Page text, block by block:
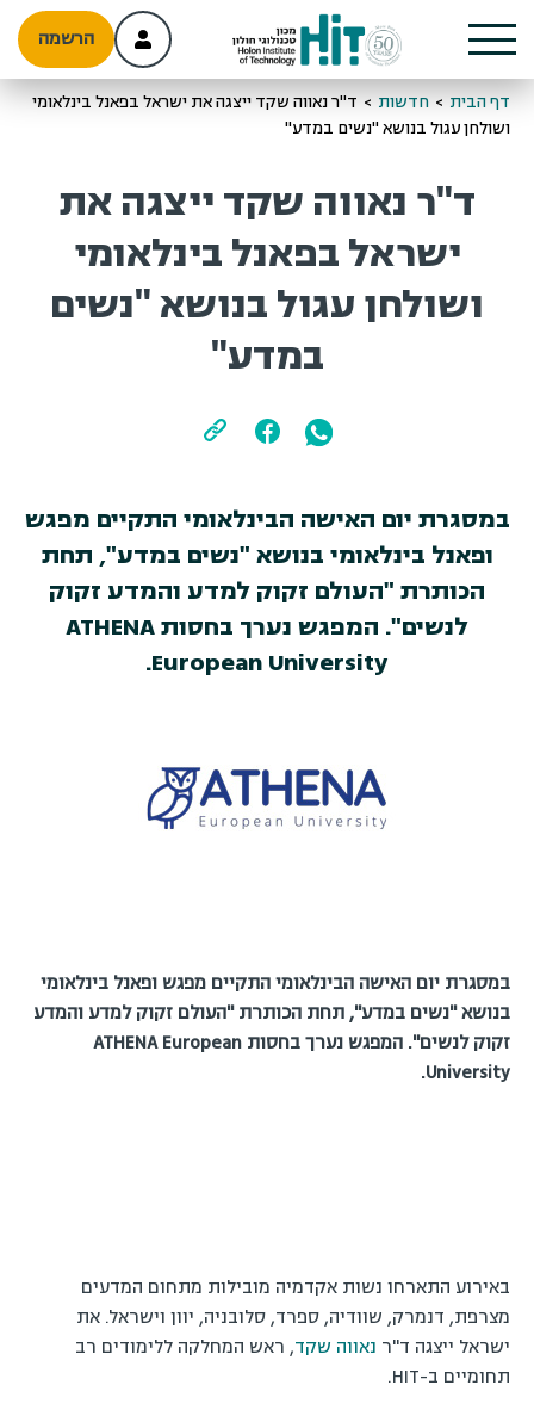
הרשמה
דף הבית > חדשות > ד"ר נאווה שקד ייצגה את ישראל בפאנל בינלאומי
ושולחן עגול בנושא "נשים במדע"
ד"ר נאווה שקד ייצגה את
ישראל בפאנל בינלאומי
ושולחן עגול בנושא "נשים
במדע"
במסגרת יום האישה הבינלאומי התקיים מפגש
ופאנל בינלאומי בנושא "נשים במדע", תחת
הכותרת "העולם זקוק למדע והמדע זקוק
לנשים". המפגש נערך בחסות ATHENA
European University.
במסגרת יום האישה הבינלאומי התקיים מפגש ופאנל בינלאומי
בנושא "נשים במדע", תחת הכותרת "העולם זקוק למדע והמדע
זקוק לנשים". המפגש נערך בחסות ATHENA European
University.
באירוע התארחו נשות אקדמיה מובילות מתחום המדעים
מצרפת, דנמרק, שוודיה, ספרד, סלובניה, יוון וישראל. את
ישראל ייצגה ד"ר נאווה שקד, ראש המחלקה ללימודים רב
תחומיים ב-HIT.